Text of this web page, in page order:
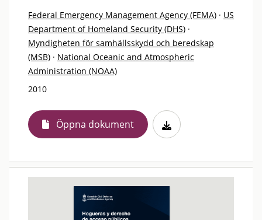
Federal Emergency Management Agency (FEMA) · US
Department of Homeland Security (DHS) ·
Myndigheten för samhällsskydd och beredskap
(MSB) · National Oceanic and Atmospheric
Administration (NOAA)
2010
Öppna dokument